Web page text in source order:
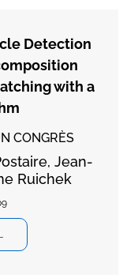
Detection
with a
CONGRÈS
Jean-
Ruichek